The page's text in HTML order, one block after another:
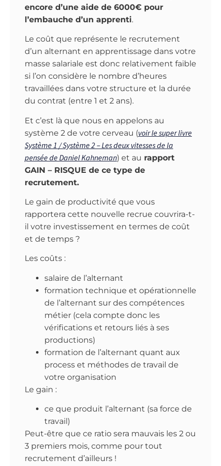
encore d’une aide de 6000€ pour
l’embauche d’un apprenti.
Le coût que représente le recrutement
d’un alternant en apprentissage dans votre
masse salariale est donc relativement faible
si l’on considère le nombre d’heures
travaillées dans votre structure et la durée
du contrat (entre 1 et 2 ans).
Et c’est là que nous en appelons au
système 2 de votre cerveau (voir le super livre
Système 1 / Système 2 – Les deux vitesses de la
pensée de Daniel Kahneman) et au rapport
GAIN – RISQUE de ce type de
recrutement.
Le gain de productivité que vous
rapportera cette nouvelle recrue couvrira-t-
il votre investissement en termes de coût
et de temps ?
Les coûts :
salaire de l’alternant
formation technique et opérationnelle
de l’alternant sur des compétences
métier (cela compte donc les
vérifications et retours liés à ses
productions)
formation de l’alternant quant aux
process et méthodes de travail de
votre organisation
Le gain :
ce que produit l’alternant (sa force de
travail)
Peut-être que ce ratio sera mauvais les 2 ou
3 premiers mois, comme pour tout
recrutement d’ailleurs !